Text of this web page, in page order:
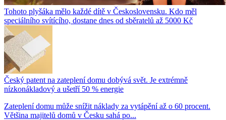
Tohoto plyšáka mělo každé dítě v Československu. Kdo měl
speciálního svítícího, dostane dnes od sběratelů až 5000 Kč
Český patent na zateplení domu dobývá svět. Je extrémně
nízkonákladový a ušetří 50 % energie
Zateplení domu může snížit náklady za vytápění až o 60 procent.
Většina majitelů domů v Česku sahá po...